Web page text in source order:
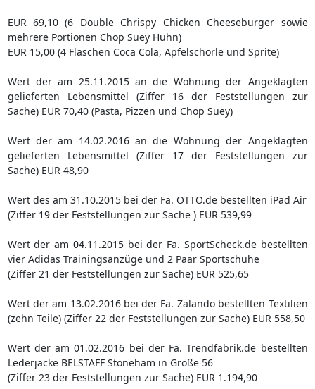
EUR 69,10 (6 Double Chrispy Chicken Cheeseburger sowie
mehrere Portionen Chop Suey Huhn)
EUR 15,00 (4 Flaschen Coca Cola, Apfelschorle und Sprite)
Wert der am 25.11.2015 an die Wohnung der Angeklagten
gelieferten Lebensmittel (Ziffer 16 der Feststellungen zur
Sache) EUR 70,40 (Pasta, Pizzen und Chop Suey)
Wert der am 14.02.2016 an die Wohnung der Angeklagten
gelieferten Lebensmittel (Ziffer 17 der Feststellungen zur
Sache) EUR 48,90
Wert des am 31.10.2015 bei der Fa. OTTO.de bestellten iPad Air
(Ziffer 19 der Feststellungen zur Sache ) EUR 539,99
Wert der am 04.11.2015 bei der Fa. SportScheck.de bestellten
vier Adidas Trainingsanzüge und 2 Paar Sportschuhe
(Ziffer 21 der Feststellungen zur Sache) EUR 525,65
Wert der am 13.02.2016 bei der Fa. Zalando bestellten Textilien
(zehn Teile) (Ziffer 22 der Feststellungen zur Sache) EUR 558,50
Wert der am 01.02.2016 bei der Fa. Trendfabrik.de bestellten
Lederjacke BELSTAFF Stoneham in Größe 56
(Ziffer 23 der Feststellungen zur Sache) EUR 1.194,90